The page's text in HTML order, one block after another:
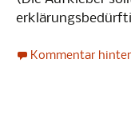
Kommentar